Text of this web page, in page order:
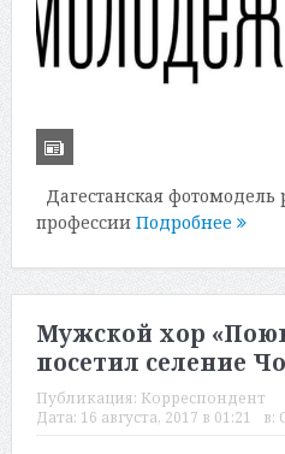
Дагестанская фотомодель
профессии Подробнее
Мужской хор
посетил селение
Публикация: Корреспондент
Дата: 16 августа, 2017 в 01:21 в: